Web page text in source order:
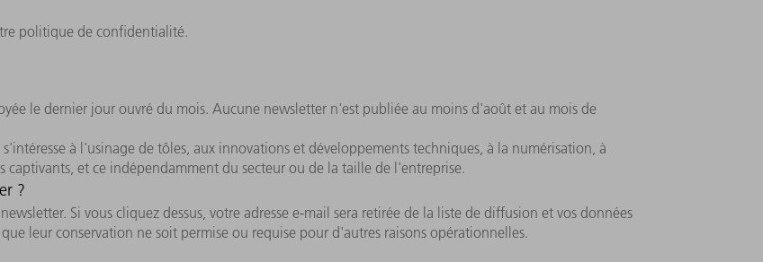
politique de confidentialité.
le dernier jour ouvré du mois. Aucune newsletter n'est publiée au moins d'août et au mois de
à l'usinage de tôles, aux innovations et développements techniques, à la numérisation, à
et ce indépendamment du secteur ou de la taille de l'entreprise.
?
Si vous cliquez dessus, votre adresse e-mail sera retirée de la liste de diffusion et vos données
leur conservation ne soit permise ou requise pour d'autres raisons opérationnelles.